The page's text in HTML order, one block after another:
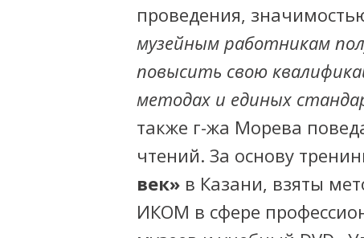
проведения,
музейным работникам
повысить свою
методах и единых
также г-жа Морева
чтений. За основу
век»в Казани, взяты
ИКОМ в сфере